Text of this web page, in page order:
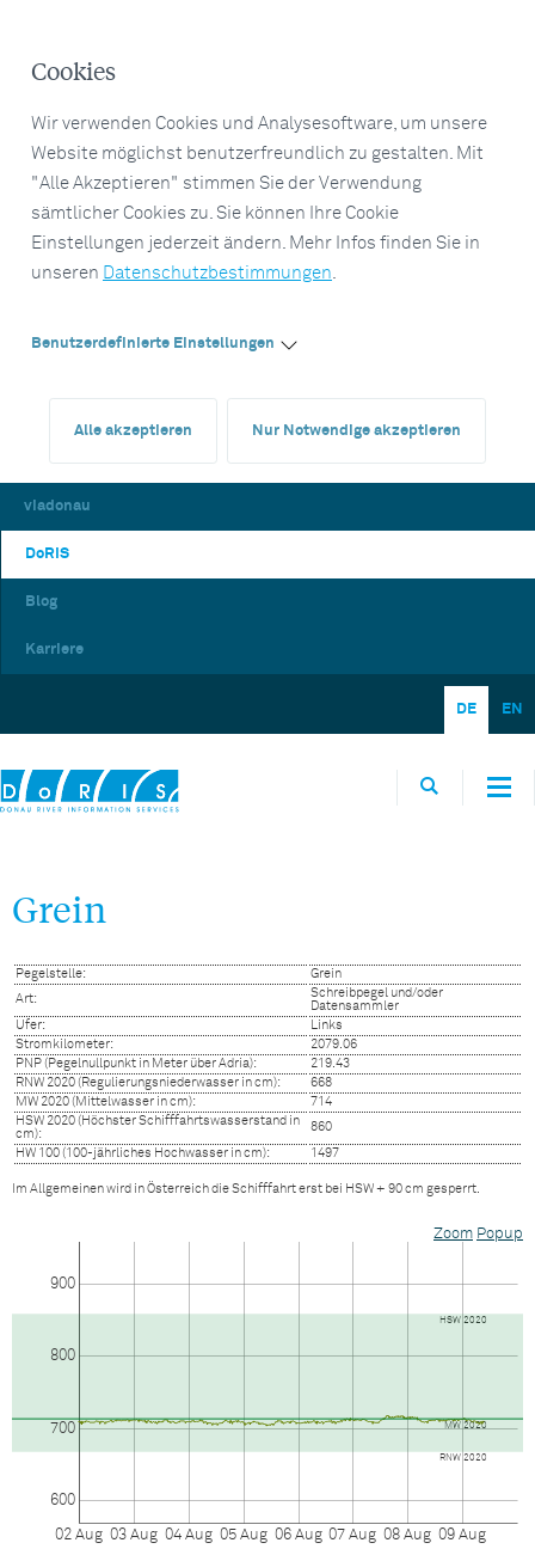
Cookies
Wir verwenden Cookies und Analysesoftware, um unsere
Website möglichst benutzerfreundlich zu gestalten. Mit
"Alle Akzeptieren" stimmen Sie der Verwendung
sämtlicher Cookies zu. Sie können Ihre Cookie
Einstellungen jederzeit ändern. Mehr Infos finden Sie in
unseren Datenschutzbestimmungen.
Benutzerdefinierte Einstellungen
Alle akzeptieren Nur Notwendige akzeptieren
viadonau
DoRIS
Blog
Karriere
DE EN
Grein